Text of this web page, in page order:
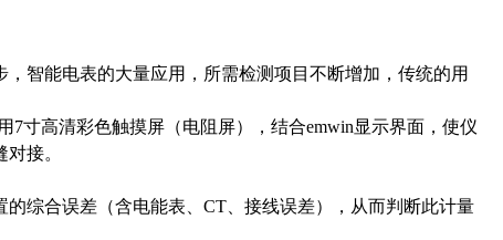
智能电表的大量应用，所需检测项目不断增加，传统的用
寸高清彩色触摸屏（电阻屏），结合emwin显示界面，使仪
接。
综合误差（含电能表、CT、接线误差），从而判断此计量